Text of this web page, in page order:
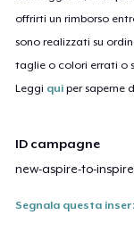
offrirti un rimborso
sono realizzati su
taglie o colori errati o
Leggi qui per saperne
ID campagne
new-aspire-to-
Segnala questa